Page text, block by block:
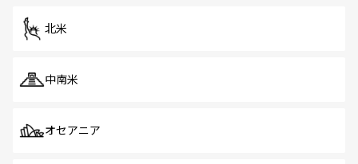
北米
中南米
オセアニア